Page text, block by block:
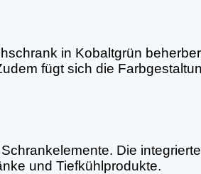
in Kobaltgrün
fügt sich die
Die
und Tiefkühlprodukte.